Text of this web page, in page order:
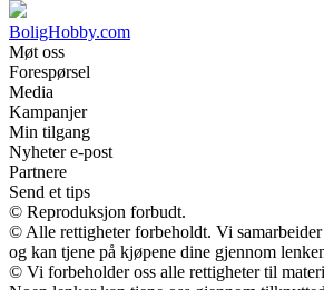
BoligHobby.com
Møt oss
Forespørsel
Media
Kampanjer
Min tilgang
Nyheter e-post
Partnere
Send et tips
© Reproduksjon forbudt.
© Alle rettigheter forbeholdt. Vi samarbeider
og kan tjene på kjøpene dine gjennom
© Vi forbeholder oss alle rettigheter til